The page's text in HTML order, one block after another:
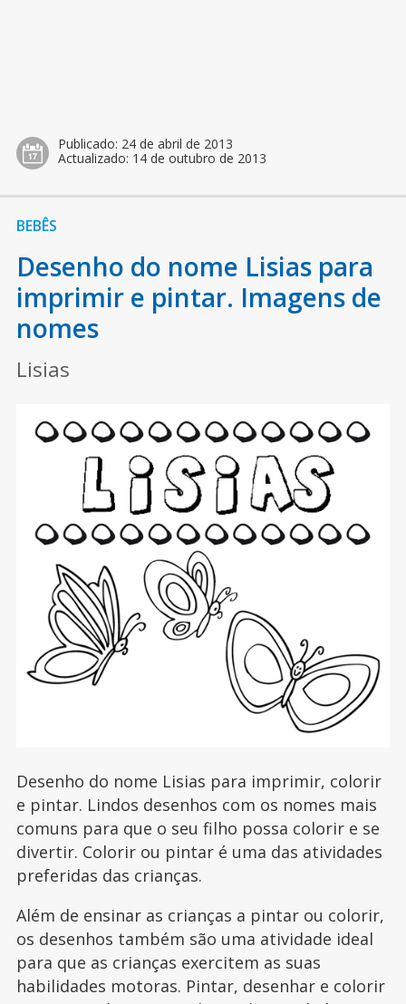
Publicado: 24 de abril de 2013
Actualizado: 14 de outubro de 2013
BEBÊS
Desenho do nome Lisias para
imprimir e pintar. Imagens de
nomes
Lisias
Desenho do nome Lisias para imprimir, colorir
e pintar. Lindos desenhos com os nomes mais
comuns para que o seu filho possa colorir e se
divertir. Colorir ou pintar é uma das atividades
preferidas das crianças.
Além de ensinar as crianças a pintar ou colorir,
os desenhos também são uma atividade ideal
para que as crianças exercitem as suas
habilidades motoras. Pintar, desenhar e colorir